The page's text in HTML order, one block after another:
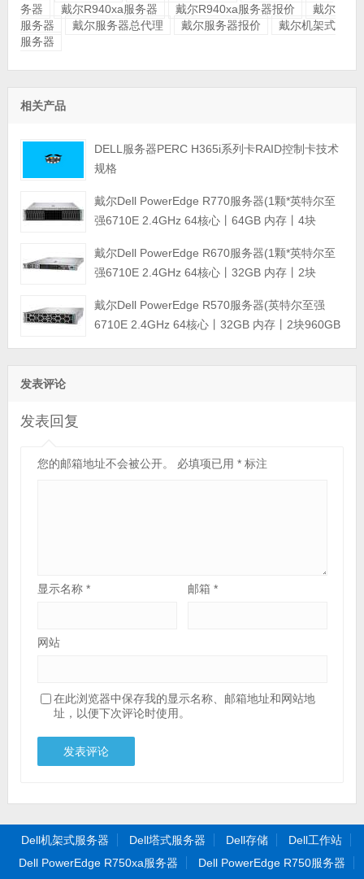
务器
戴尔R940xa服务器 戴尔R940xa服务器报价
戴尔
服务器
戴尔服务器总代理 戴尔服务器报价
戴尔机架式
服务器
相关产品
DELL服务器PERC H365i系列卡RAID控制卡技术
规格
戴尔Dell PowerEdge R770服务器(1颗*英特尔至
强6710E 2.4GHz 64核心丨64GB 内存丨4块
800W双电源丨三年保修)戴尔Dell PowerEdge R670服务器(1颗*英特尔至
强6710E 2.4GHz 64核心丨32GB 内存丨2块
800W双电源丨三年保修)戴尔Dell PowerEdge R570服务器(英特尔至强
6710E 2.4GHz 64核心丨32GB 内存丨2块960GB
发表评论
发表回复
您的邮箱地址不会被公开。 必填项已用 *标注
显示名称 * 邮箱*
网站
在此浏览器中保存我的显示名称、邮箱地址和网站地
址，以便下次评论时使用。
Dell机架式服务器 Dell塔式服务器 Dell存储
Dell工作站
Dell PowerEdge R750xa服务器
Dell PowerEdge R750服务器